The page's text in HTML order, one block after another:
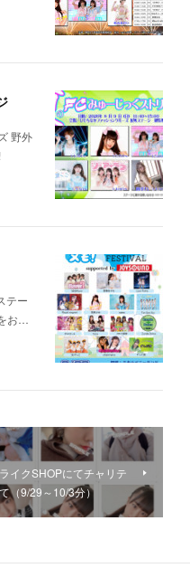
野外
テー
お…
イクSHOPにてチャリテ
（9/29～10/3分）